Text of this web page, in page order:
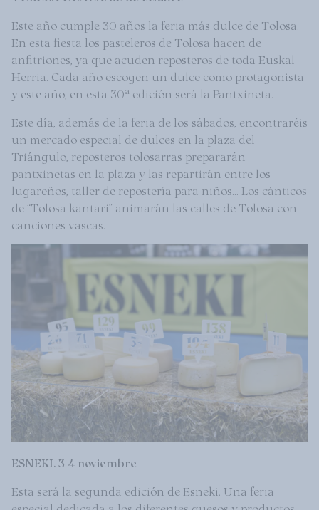
Este año cumple 30 años la feria más dulce de Tolosa.
En esta fiesta los pasteleros de Tolosa hacen de
anfitriones, ya que acuden reposteros de toda Euskal
Herria. Cada año escogen un dulce como protagonista
y este año, en esta 30ª edición será la Pantxineta.
Este día, además de la feria de los sábados, encontraréis
un mercado especial de dulces en la plaza del
Triángulo, reposteros tolosarras prepararán
pantxinetas en la plaza y las repartirán entre los
lugareños, taller de repostería para niños... Los cánticos
de “Tolosa kantari” animarán las calles de Tolosa con
canciones vascas.
ESNEKI. 3-4 noviembre
Esta será la segunda edición de Esneki. Una feria